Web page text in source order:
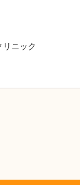
リニック